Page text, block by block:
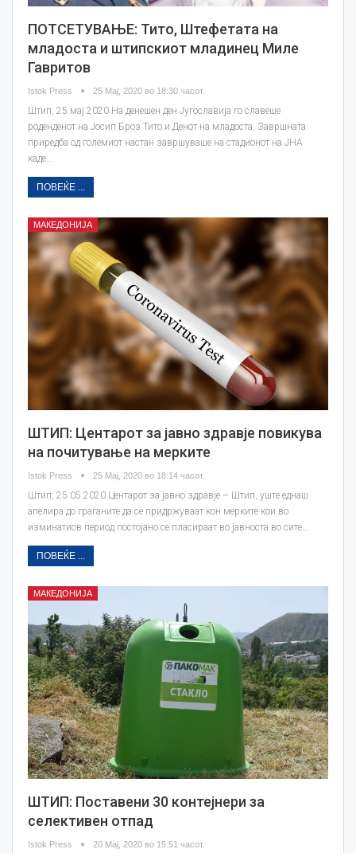
ПОТСЕТУВАЊЕ: Тито, Штефетата на
младоста и штипскиот младинец Миле
Гавритов
Istok Press 25 Мај, 2020 во 18:30 часот.
Штип, 25.мај 2020 На денешен ден Југославија го славеше
роденденот на Јосип Броз Тито и Денот на младоста. Завршната
приредба од големиот настан завршуваше на стадионот на ЈНА
каде…
ПОВЕЌЕ ...
МАКЕДОНИЈА
ШТИП: Центарот за јавно здравје повикува
на почитување на мерките
Istok Press 25 Мај, 2020 во 18:14 часот.
Штип, 25.05.2020 Центарот за јавно здравје – Штип, уште еднаш
апелира до граѓаните да се придржуваат кон мерките кои во
изминатиов период постојано се пласираат во јавноста во сите…
ПОВЕЌЕ ...
МАКЕДОНИЈА
ШТИП: Поставени 30 контејнери за
селективен отпад
Istok Press 20 Мај, 2020 во 15:51 часот.